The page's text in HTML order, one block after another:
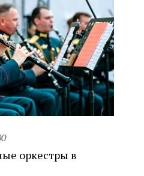
оркестры в